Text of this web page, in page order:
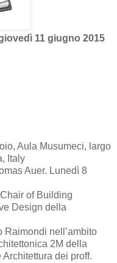
11 giugno 2015
Aula Musumeci, largo
Italy
Auer. Lunedì 8
of Building
Design della
Raimondi nell’ambito
2M della
dei proff.